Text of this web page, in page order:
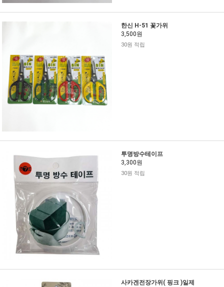
한신 H-51 꽃가위
3,500원
30원 적립
투명방수테이프
3,300원
30원 적립
사카겐전장가위( 핑크 )일제